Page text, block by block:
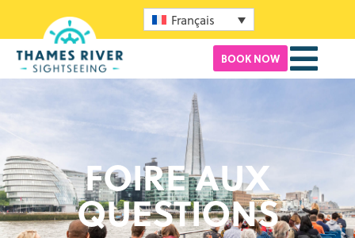
Français
BOOK NOW
FOIRE AUX
QUESTIONS